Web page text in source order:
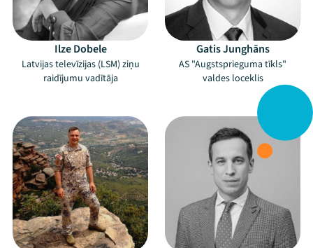
Mana programma
Ilze Dobele
Latvijas televīzijas (LSM) ziņu
raidījumu vadītāja
Gatis Junghāns
AS "Augstsprieguma tīkls"
valdes loceklis